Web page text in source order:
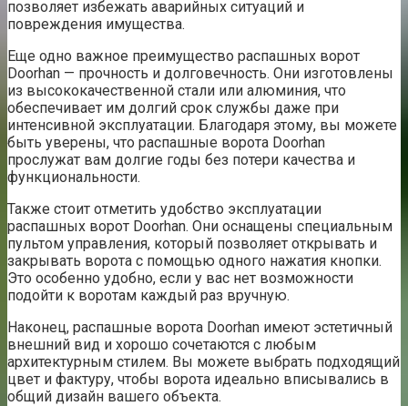
позволяет избежать аварийных ситуаций и
повреждения имущества.
Еще одно важное преимущество распашных ворот
Doorhan — прочность и долговечность. Они изготовлены
из высококачественной стали или алюминия, что
обеспечивает им долгий срок службы даже при
интенсивной эксплуатации. Благодаря этому, вы можете
быть уверены, что распашные ворота Doorhan
прослужат вам долгие годы без потери качества и
функциональности.
Также стоит отметить удобство эксплуатации
распашных ворот Doorhan. Они оснащены специальным
пультом управления, который позволяет открывать и
закрывать ворота с помощью одного нажатия кнопки.
Это особенно удобно, если у вас нет возможности
подойти к воротам каждый раз вручную.
Наконец, распашные ворота Doorhan имеют эстетичный
внешний вид и хорошо сочетаются с любым
архитектурным стилем. Вы можете выбрать подходящий
цвет и фактуру, чтобы ворота идеально вписывались в
общий дизайн вашего объекта.